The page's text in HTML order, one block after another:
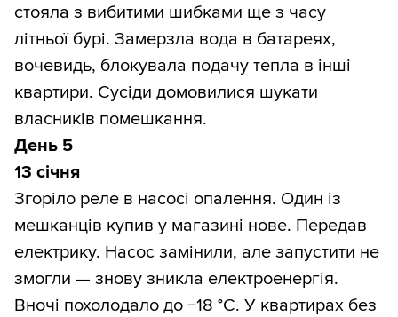
стояла з вибитими шибками ще з часу
літньої бурі. Замерзла вода в батареях,
вочевидь, блокувала подачу тепла в інші
квартири. Сусіди домовилися шукати
власників помешкання.
День 5
13 січня
Згоріло реле в насосі опалення. Один із
мешканців купив у магазині нове. Передав
електрику. Насос замінили, але запустити не
змогли — знову зникла електроенергія.
Вночі похолодало до −18 °С. У квартирах без